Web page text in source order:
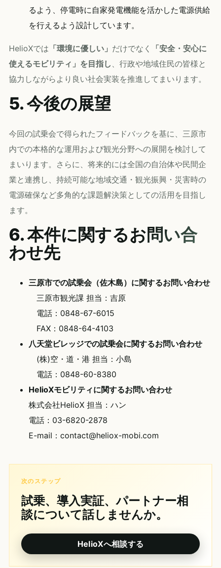
るよう、停電時に自家発電機能を活かした電源供給
を行えるよう設計しています。
HelioXでは 「環境に優しい」 だけでなく
「安全・安心に
使えるモビリティ」を目指し 、行政や地域住民の皆様と
協力しながらより良い社会実装を推進してまいります。
5. 今後の展望
今回の試乗会で得られたフィードバックを基に、三原市
内での本格的な運用および観光分野への展開を検討して
まいります。さらに、将来的には全国の自治体や民間企
業と連携し、持続可能な地域交通・観光振興・災害時の
電源確保など多角的な課題解決策としての活用を目指し
ます。
6. 本件に関するお問い合
わせ先
三原市での試乗会（佐木島）に関するお問い合わせ
三原市観光課 担当：吉原
電話：0848-67-6015
FAX：0848-64-4103
八天堂ビレッジでの試乗会に関するお問い合わせ
(株)空・道・港 担当：小島
電話：0848-60-8380
HelioXモビリティに関するお問い合わせ
株式会社HelioX 担当：ハン
電話：03-6820-2878
E-mail：contact@heliox-mobi.com
次のステップ
試乗、導入実証、パートナー相
談について話しませんか。
HelioXへ相談する